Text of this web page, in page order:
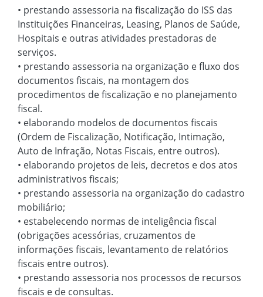
• prestando assessoria na fiscalização do ISS das
Instituições Financeiras, Leasing, Planos de Saúde,
Hospitais e outras atividades prestadoras de
serviços.
• prestando assessoria na organização e fluxo dos
documentos fiscais, na montagem dos
procedimentos de fiscalização e no planejamento
fiscal.
• elaborando modelos de documentos fiscais
(Ordem de Fiscalização, Notificação, Intimação,
Auto de Infração, Notas Fiscais, entre outros).
• elaborando projetos de leis, decretos e dos atos
administrativos fiscais;
• prestando assessoria na organização do cadastro
mobiliário;
• estabelecendo normas de inteligência fiscal
(obrigações acessórias, cruzamentos de
informações fiscais, levantamento de relatórios
fiscais entre outros).
• prestando assessoria nos processos de recursos
fiscais e de consultas.